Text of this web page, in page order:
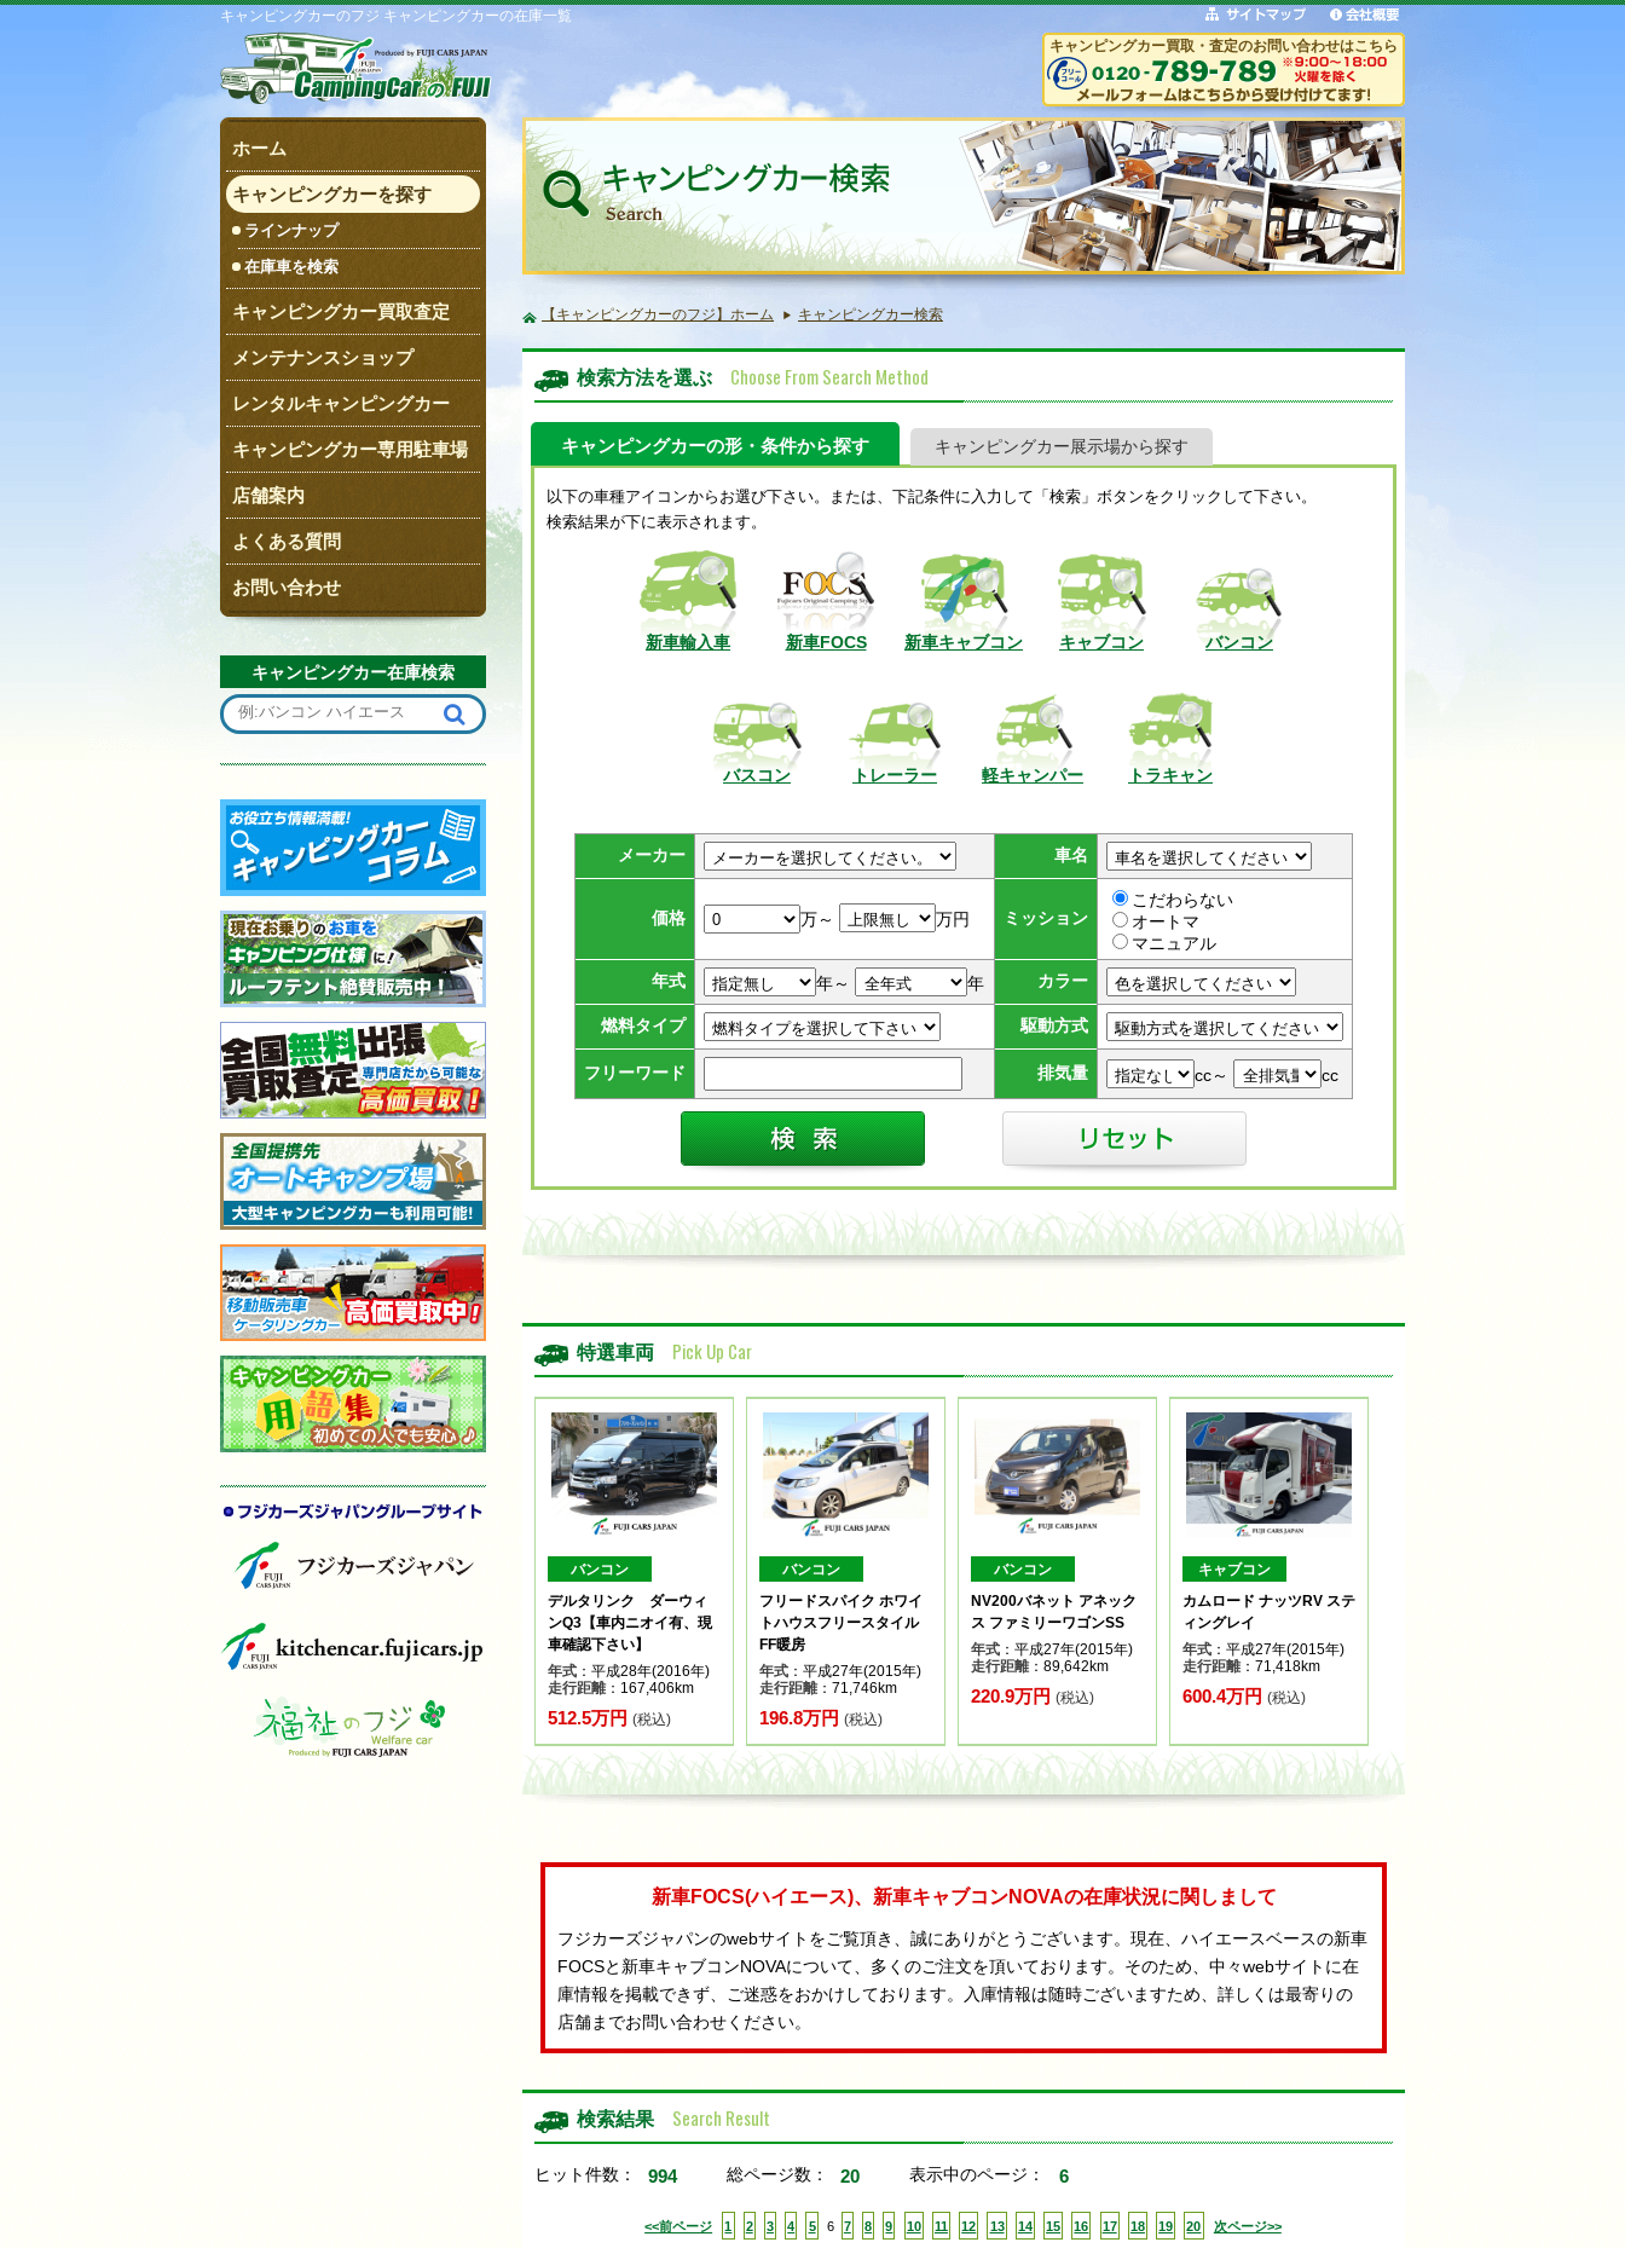
キャンピングカーのフジ キャンピングカーの在庫一覧
キャンピングカー買取・査定のお問い合わせはこちら
【キャンピングカーのフジ】ホーム キャンピングカー検索
検索方法を選ぶ Choose From Search Method
キャンピングカーの形・条件から探す キャンピングカー展示場から探す
以下の車種アイコンからお選び下さい。または、下記条件に入力して「検索」ボタンをクリックして下さい。
検索結果が下に表示されます。
新車輸入車 新車FOCS 新車キャブコン キャブコン バンコン
バスコン トレーラー 軽キャンパー トラキャン
メーカー 車名
価格 万～ 万円 ミッション
こだわらない
オートマ
マニュアル
年式 年～ 年 カラー
燃料タイプ 駆動方式
フリーワード 排気量 cc～ cc
特選車両 Pick Up Car
バンコン
デルタリンク ダーウィ
ンQ3【車内ニオイ有、現
車確認下さい】
年式 ：平成28年(2016年)
走行距離：167,406km
512.5万円 (税込)
バンコン
フリードスパイク ホワイ
トハウスフリースタイル
FF暖房
年式 ：平成27年(2015年)
走行距離：71,746km
196.8万円 (税込)
バンコン
NV200バネット アネック
ス ファミリーワゴンSS
年式 ：平成27年(2015年)
走行距離：89,642km
220.9万円 (税込)
キャブコン
カムロード ナッツRV ステ
ィングレイ
年式 ：平成27年(2015年)
走行距離：71,418km
600.4万円 (税込)
新車FOCS(ハイエース)、新車キャブコンNOVAの在庫状況に関しまして
フジカーズジャパンのwebサイトをご覧頂き、誠にありがとうございます。現在、ハイエースベースの新車
FOCSと新車キャブコンNOVAについて、多くのご注文を頂いております。そのため、中々webサイトに在
庫情報を掲載できず、ご迷惑をおかけしております。入庫情報は随時ございますため、詳しくは最寄りの
店舗までお問い合わせください。
検索結果 Search Result
ヒット件数： 994 総ページ数： 20 表示中のページ： 6
<<前ページ 1 2 3 4 5 6 7 8 9 10 11 12 13 14 15 16 17 18 19 20 次ページ>>
ホーム
キャンピングカーを探す
ラインナップ
在庫車を検索
キャンピングカー買取査定
メンテナンスショップ
レンタルキャンピングカー
キャンピングカー専用駐車場
店舗案内
よくある質問
お問い合わせ
キャンピングカー在庫検索